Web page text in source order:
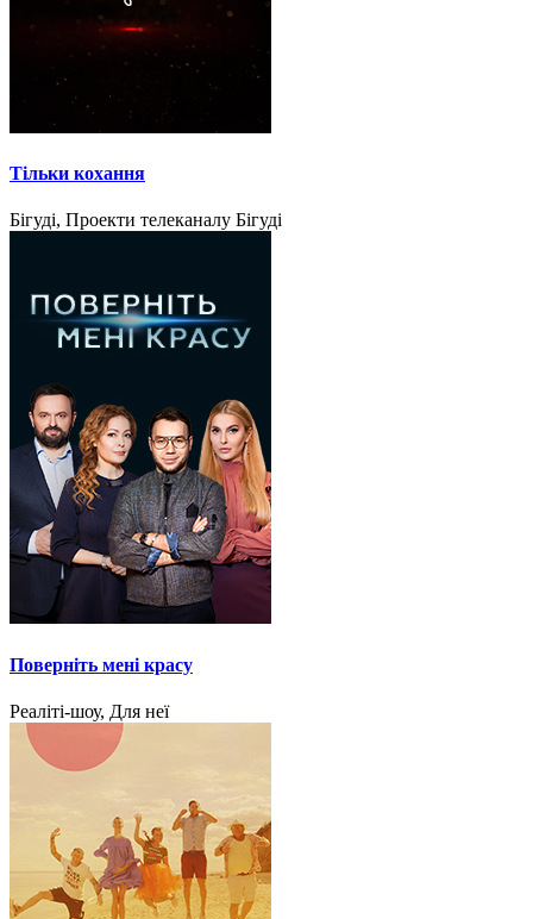
Тільки кохання
Бігуді, Проекти телеканалу Бігуді
Поверніть мені красу
Реаліті-шоу, Для неї